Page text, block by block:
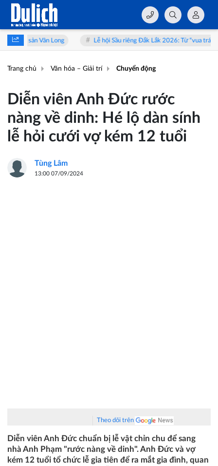
Lễ hội Sầu riêng Đắk Lắk 2026: Từ “vua trái cây” đến hành trình trải
Trang chủ Văn hóa – Giải trí Chuyển động
Diễn viên Anh Đức rước
nàng về dinh: Hé lộ dàn sính
lễ hỏi cưới vợ kém 12 tuổi
Tùng Lâm
13:00 07/09/2024
Theo dõi trên
Diễn viên Anh Đức chuẩn bị lễ vật chỉn chu để sang
nhà Anh Phạm "rước nàng về dinh". Anh Đức và vợ
kém 12 tuổi tổ chức lễ gia tiên để ra mắt gia đình, quan